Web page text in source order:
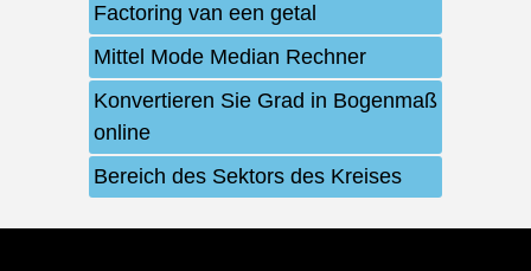
Factoring van een getal
Mittel Mode Median Rechner
Konvertieren Sie Grad in Bogenmaß
online
Bereich des Sektors des Kreises